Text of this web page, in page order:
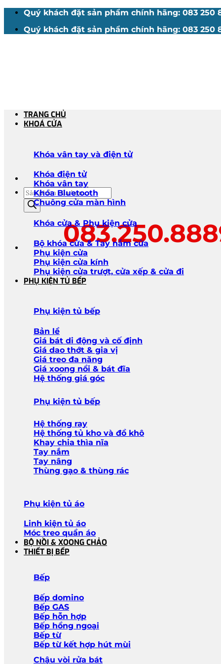
nội
Quý khách đặt sản phẩm chính hãng: 083 250
Quý khách đặt sản phẩm chính hãng: 083 250
Tìm
kiếm
sản
phẩm
TRANG CHỦ
KHOÁ CỬA
Khóa vân tay và điện tử
Khóa điện tử
Khóa vân tay
Khóa Bluetooth
Chuông cửa màn hình
Khóa cửa & Phụ kiện cửa
Bộ khóa cửa & Tay nắm cửa
Phụ kiện cửa
Phụ kiện cửa kính
Phụ kiện cửa trượt, cửa xếp & cửa đi
PHỤ KIỆN TỦ BẾP
Phụ kiện tủ bếp
Bản lề
Giá bát di động và cố định
Giá dao thớt & gia vị
Giá treo đa năng
Giá xoong nồi & bát đĩa
Hệ thống giá góc
Phụ kiện tủ bếp
Hệ thống ray
Hệ thống tủ kho và đồ khô
Khay chia thìa nĩa
Tay nắm
Tay nâng
Thùng gạo & thùng rác
Phụ kiện tủ áo
Linh kiện tủ áo
Móc treo quần áo
BỘ NỒI & XOONG CHẢO
THIẾT BỊ BẾP
Bếp
Bếp domino
Bếp GAS
Bếp hỗn hợp
Bếp hồng ngoại
Bếp từ
Bếp từ kết hợp hút mùi
Chậu vòi rửa bát